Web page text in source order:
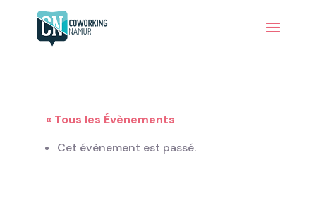
« Tous les Évènements
Cet évènement est passé.